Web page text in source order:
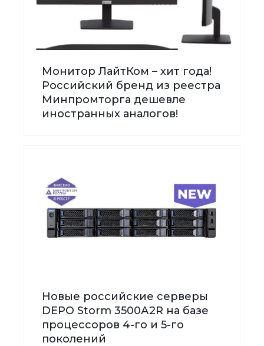
Монитор ЛайтКом – хит года!
Российский бренд из реестра
Минпромторга дешевле
иностранных аналогов!
Новые российские серверы
DEPO Storm 3500А2R на базе
процессоров 4-го и 5-го
поколений